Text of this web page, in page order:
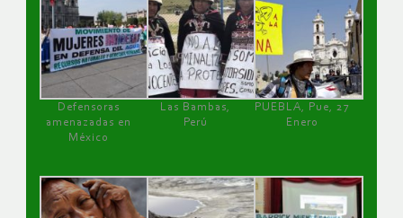
Defensoras
amenazadas en
México
Las Bambas,
Perú
PUEBLA, Pue, 27
Enero